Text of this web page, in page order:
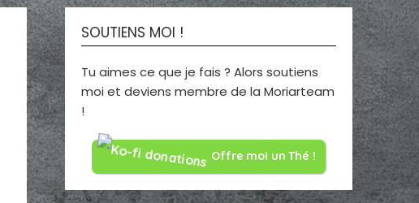
SOUTIENS MOI !
Tu aimes ce que je fais ? Alors soutiens
moi et deviens membre de la Moriarteam
!
Offre moi un Thé !